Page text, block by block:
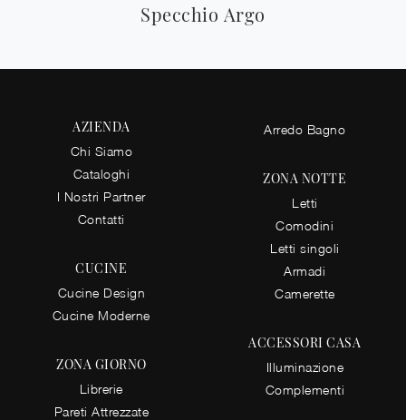
Specchio Argo
AZIENDA
Chi Siamo
Cataloghi
I Nostri Partner
Contatti
CUCINE
Cucine Design
Cucine Moderne
ZONA GIORNO
Librerie
Pareti Attrezzate
Arredo Bagno
ZONA NOTTE
Letti
Comodini
Letti singoli
Armadi
Camerette
ACCESSORI CASA
Illuminazione
Complementi